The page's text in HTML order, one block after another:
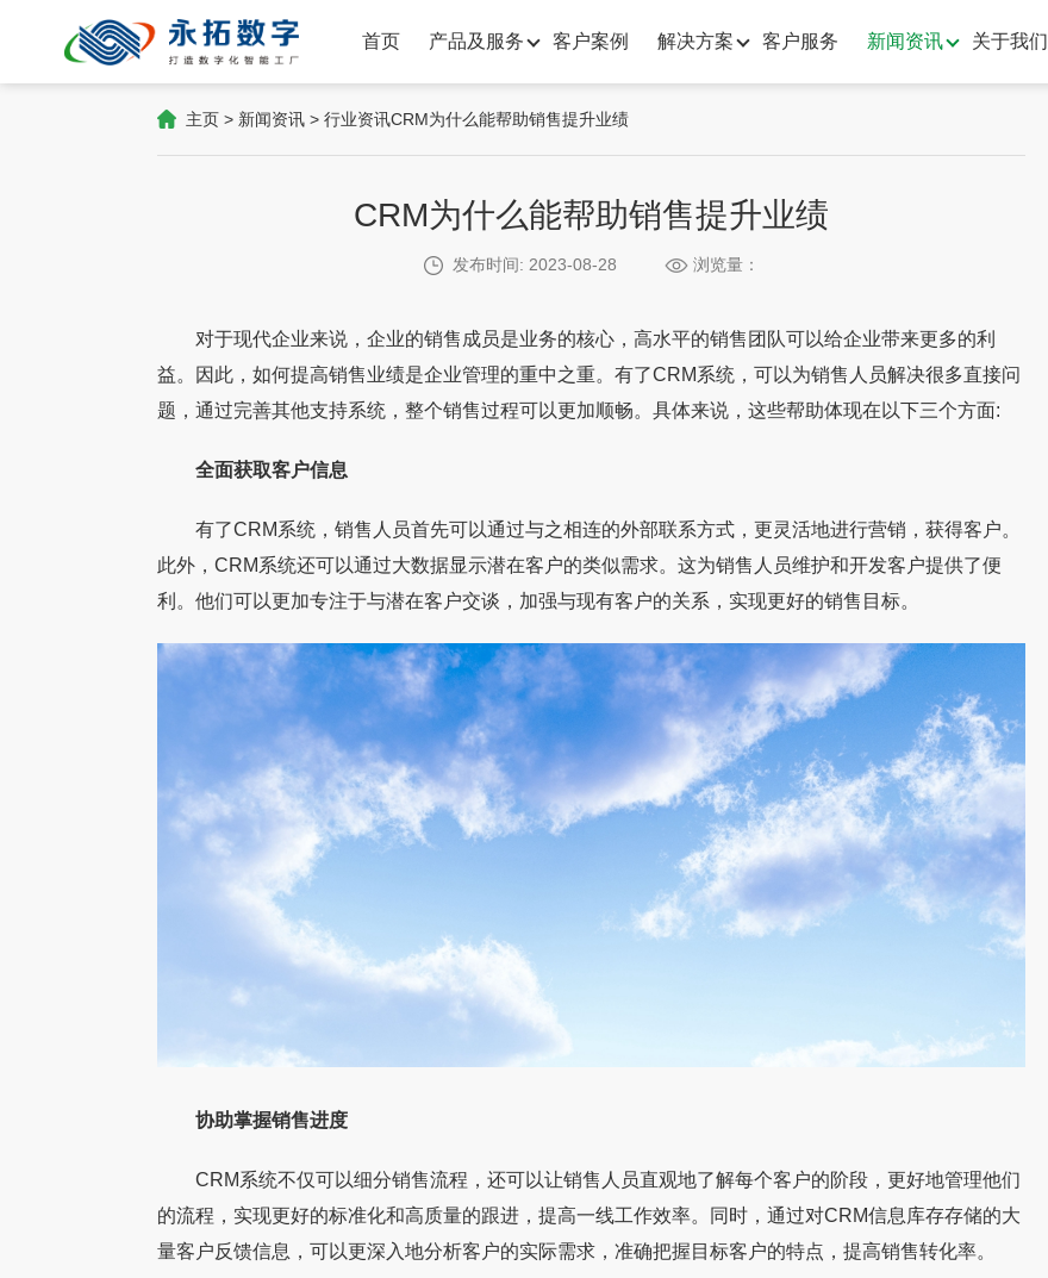
首页 产品及服务 客户案例 解决方案 客户服务 新闻资讯 关于我们
主页 > 新闻资讯 > 行业资讯CRM为什么能帮助销售提升业绩
CRM为什么能帮助销售提升业绩
发布时间: 2023-08-28 浏览量：
对于现代企业来说，企业的销售成员是业务的核心，高水平的销售团队可以给企业带来更多的利
益。因此，如何提高销售业绩是企业管理的重中之重。有了CRM系统，可以为销售人员解决很多直接问
题，通过完善其他支持系统，整个销售过程可以更加顺畅。具体来说，这些帮助体现在以下三个方面:
全面获取客户信息
有了CRM系统，销售人员首先可以通过与之相连的外部联系方式，更灵活地进行营销，获得客户。
此外，CRM系统还可以通过大数据显示潜在客户的类似需求。这为销售人员维护和开发客户提供了便
利。他们可以更加专注于与潜在客户交谈，加强与现有客户的关系，实现更好的销售目标。
协助掌握销售进度
CRM系统不仅可以细分销售流程，还可以让销售人员直观地了解每个客户的阶段，更好地管理他们
的流程，实现更好的标准化和高质量的跟进，提高一线工作效率。同时，通过对CRM信息库存存储的大
量客户反馈信息，可以更深入地分析客户的实际需求，准确把握目标客户的特点，提高销售转化率。